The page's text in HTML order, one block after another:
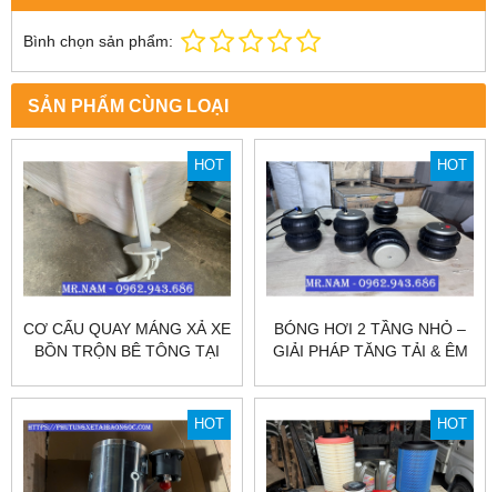
Bình chọn sản phẩm:
SẢN PHẨM CÙNG LOẠI
HOT
CƠ CẤU QUAY MÁNG XẢ XE
BỒN TRỘN BÊ TÔNG TẠI
HOT
BÓNG HƠI 2 TẦNG NHỎ –
GIẢI PHÁP TĂNG TẢI & ÊM
HÀNG TẠI KHO.
HOT HOT